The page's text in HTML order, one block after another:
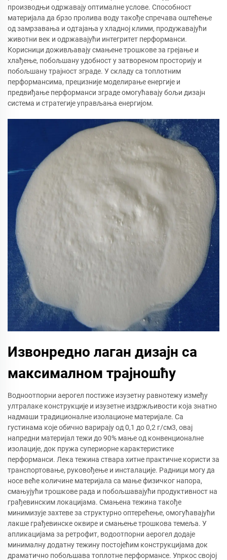
производњи одржавају оптималне услове. Способност
материјала да брзо пролива воду такође спречава оштећење
од замрзавања и одтајања у хладној клими, продужавајући
животни век и одржавајући интегритет перформанси.
Корисници доживљавају смањене трошкове за грејање и
хлађење, побољшану удобност у затвореном просторију и
побољшану трајност зграде. У складу са топлотним
перформансима, прецизније моделирање енергије и
предвиђање перформанси зграде омогућавају бољи дизајн
система и стратегије управљања енергијом.
Извонредно лаган дизајн са
максималном трајношћу
Водноотпорни аерогел постиже изузетну равнотежу између
ултралаке конструкције и изузетне издржљивости која знатно
надмаши традиционалне изолационе материјале. Са
густинама које обично варирају од 0,1 до 0,2 г/см3, овај
напредни материјал тежи до 90% мање од конвенционалне
изолације, док пружа супериорне карактеристике
перформанси. Лека тежина ствара хитне практичне користи за
транспортовање, руковођење и инсталације. Радници могу да
носе веће количине материјала са мање физичког напора,
смањујући трошкове рада и побољшавајући продуктивност на
грађевинским локацијама. Смањена тежина такође
минимизује захтеве за структурно оптерећење, омогућавајући
лакше грађевинске оквире и смањење трошкова темеља. У
апликацијама за ретрофит, водоотпорни аерогел додаје
минималну додатну тежину постојећим конструкцијама док
драматично побољшава топлотне перформансе. Упркос својој